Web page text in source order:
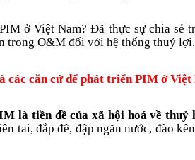
ở ViệtNam? Đã thực sự chia sẻ
trong O&M đối với hệ thống thuỷ lợi,
các căn cứ để phát triển PIM ở Việt
là tiền đề của xã hội hoá về
tai, đắp đê, đập ngăn nước, đào